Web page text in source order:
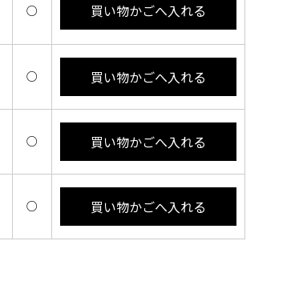
○ 買い物かごへ入れる
○ 買い物かごへ入れる
○ 買い物かごへ入れる
○ 買い物かごへ入れる